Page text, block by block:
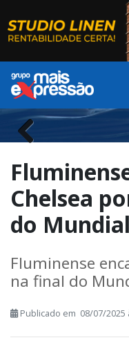
Previous
Chelsea
do Mundial
Fluminense
na final do